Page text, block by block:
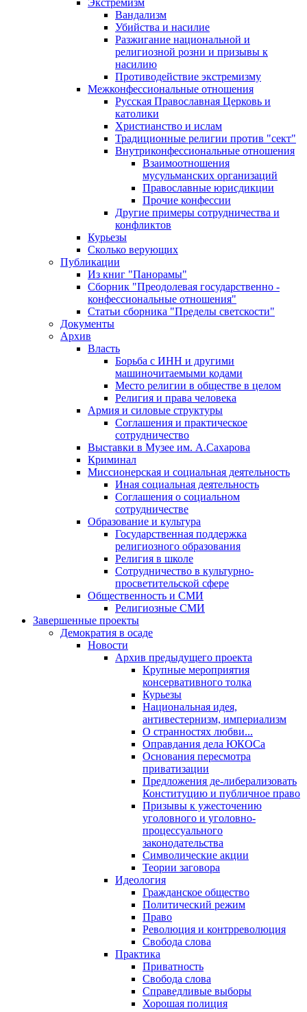
Экстремизм
Вандализм
Убийства и насилие
Разжигание национальной и
религиозной розни и призывы к
насилию
Противодействие экстремизму
Межконфессиональные отношения
Русская Православная Церковь и
католики
Христианство и ислам
Традиционные религии против "сект"
Внутриконфессиональные отношения
Взаимоотношения
мусульманских организаций
Православные юрисдикции
Прочие конфессии
Другие примеры сотрудничества и
конфликтов
Курьезы
Сколько верующих
Публикации
Из книг "Панорамы"
Сборник "Преодолевая государственно -
конфессиональные отношения"
Статьи сборника "Пределы светскости"
Документы
Архив
Власть
Борьба с ИНН и другими
машиночитаемыми кодами
Место религии в обществе в целом
Религия и права человека
Армия и силовые структуры
Соглашения и практическое
сотрудничество
Выставки в Музее им. А.Сахарова
Криминал
Миссионерская и социальная деятельность
Иная социальная деятельность
Соглашения о социальном
сотрудничестве
Образование и культура
Государственная поддержка
религиозного образования
Религия в школе
Сотрудничество в культурно-
просветительской сфере
Общественность и СМИ
Религиозные СМИ
Завершенные проекты
Демократия в осаде
Новости
Архив предыдущего проекта
Крупные мероприятия
консервативного толка
Курьезы
Национальная идея,
антивестернизм, империализм
О странностях любви...
Оправдания дела ЮКОСа
Основания пересмотра
приватизации
Предложения де-либерализовать
Конституцию и публичное право
Призывы к ужесточению
уголовного и уголовно-
процессуального
законодательства
Символические акции
Теории заговора
Идеология
Гражданское общество
Политический режим
Право
Революция и контрреволюция
Свобода слова
Практика
Приватность
Свобода слова
Справедливые выборы
Хорошая полиция